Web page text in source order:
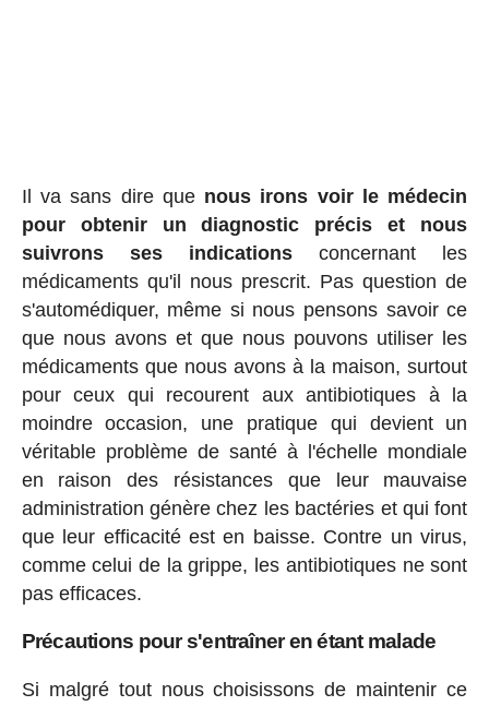
Il va sans dire que nous irons voir le médecin
pour obtenir un diagnostic précis et nous
suivrons ses indicationsconcernant les
médicaments qu'il nous prescrit. Pas question de
s'automédiquer, même si nous pensons savoir ce
que nous avons et que nous pouvons utiliser les
médicaments que nous avons à la maison, surtout
pour ceux qui recourent aux antibiotiques à la
moindre occasion, une pratique qui devient un
véritable problème de santé à l'échelle mondiale
en raison des résistances que leur mauvaise
administration génère chez les bactéries et qui font
que leur efficacité est en baisse. Contre un virus,
comme celui de la grippe, les antibiotiques ne sont
pas efficaces.
Précautions pour s'entraîner en étant malade
Si malgré tout nous choisissons de maintenir ce